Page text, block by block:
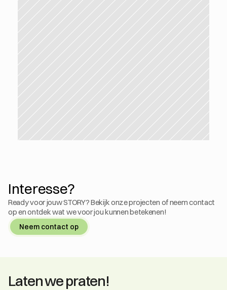
Interesse?
Ready voor jouw STORY? Bekijk onze projecten of neem contact
op en ontdek wat we voor jou kunnen betekenen!
Neem contact op
Laten we praten!